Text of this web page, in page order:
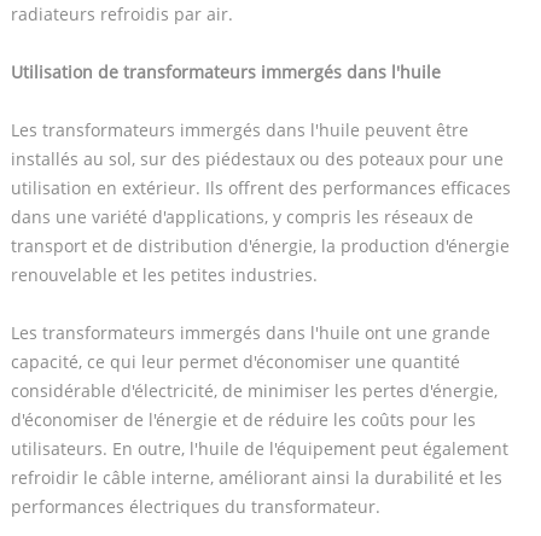
radiateurs refroidis par air.
Utilisation de transformateurs immergés dans l'huile
Les transformateurs immergés dans l'huile peuvent être
installés au sol, sur des piédestaux ou des poteaux pour une
utilisation en extérieur. Ils offrent des performances efficaces
dans une variété d'applications, y compris les réseaux de
transport et de distribution d'énergie, la production d'énergie
renouvelable et les petites industries.
Les transformateurs immergés dans l'huile ont une grande
capacité, ce qui leur permet d'économiser une quantité
considérable d'électricité, de minimiser les pertes d'énergie,
d'économiser de l'énergie et de réduire les coûts pour les
utilisateurs. En outre, l'huile de l'équipement peut également
refroidir le câble interne, améliorant ainsi la durabilité et les
performances électriques du transformateur.